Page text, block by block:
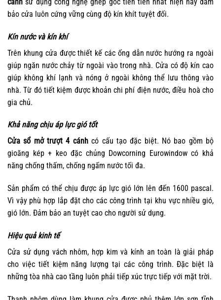
bảo cửa luôn cứng vững cùng độ kín khít tuyệt đối.
Kín nước và kín khí
Trên khung cửa được thiết kế các ống dẫn nước hướng ra ngoài
giúp ngăn nước chảy từ ngoài vào trong nhà. Cửa có độ kín cao
giúp không khí lạnh và nóng ở ngoài không thể lưu thông vào
nhà. Từ đó tiết kiệm được khoản chi phí điện nước, điều hoà cho
gia chủ.
Khả năng chịu áp lực gió tốt
Cửa sổ mở trượt 4 cánhcó cấu tạo đặc biệt. Nó bao gồm bộ
gioăng kép + keo đặc chủng Dowcorning Eurowindow có khả
năng chống thấm, chống ngấm nước tối đa.
Sản phẩm có thể chịu được áp lực gió lớn lên đến 1600 pascal.
Vì vậy phù hợp lắp đặt cho các công trình tại khu vực nhiều gió,
gió lớn. Đảm bảo an tuyệt cao cho người sử dụng.
Hiệu quả kinh tế
Cửa sử dụng vách nhôm, hợp kim và kính an toàn là giải pháp
cho việc tiết kiệm năng lượng tại các công trình. Đặc biệt là
những tòa nhà cao tầng luôn phải tiếp xúc trực tiếp với mặt trời.